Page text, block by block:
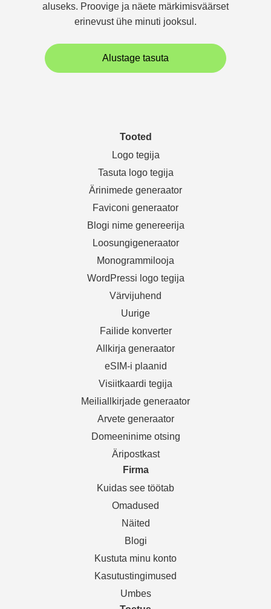
aluseks. Proovige ja näete märkimisväärset
erinevust ühe minuti jooksul.
Alustage tasuta
Tooted
Logo tegija
Tasuta logo tegija
Ärinimede generaator
Faviconi generaator
Blogi nime genereerija
Loosungigeneraator
Monogrammilooja
WordPressi logo tegija
Värvijuhend
Uurige
Failide konverter
Allkirja generaator
eSIM-i plaanid
Visiitkaardi tegija
Meiliallkirjade generaator
Arvete generaator
Domeeninime otsing
Äripostkast
Firma
Kuidas see töötab
Omadused
Näited
Blogi
Kustuta minu konto
Kasutustingimused
Umbes